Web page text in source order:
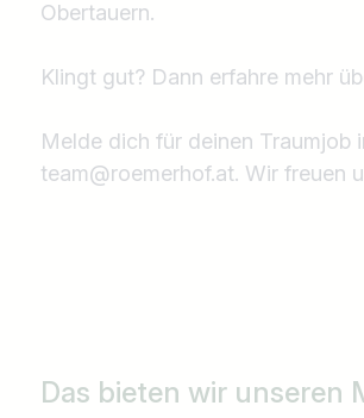
Obertauern.
Klingt gut? Dann erfahre mehr
Melde dich für deinen Traumjob
team@roemerhof.at. Wir freuen
Das bieten wir unseren
Ich suche nach …
Jobtitel